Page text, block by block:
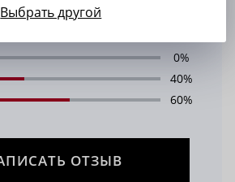
0%
40%
60%
НАПИСАТЬ ОТЗЫВ
Выбрать другой